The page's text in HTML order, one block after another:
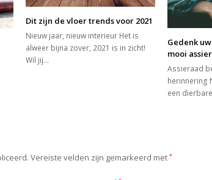
Dit zijn de vloer trends voor 2021
Nieuw jaar, nieuw interieur Het is
alweer bijna zover, 2021 is in zicht!
Wil jij…
Gedenk
mooi
Assieraad
herinnering
een
Vereiste velden zijn gemarkeerd met *